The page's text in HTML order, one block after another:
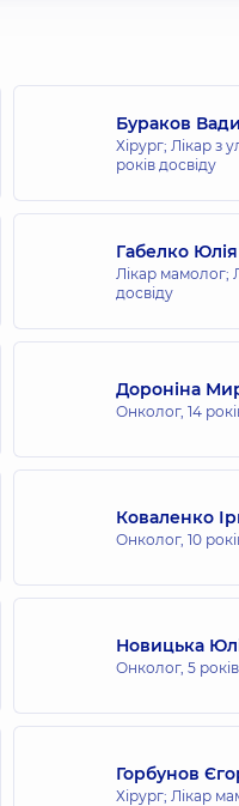
Бураков
Хірург; Лікар з
років досвіду
Габелко
Лікар мамолог;
досвіду
Дороніна
Онколог, 14
Коваленко
Онколог, 10
Новицька
Онколог, 5
Горбунов
Хірург; Лікар